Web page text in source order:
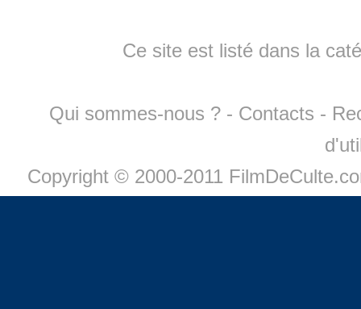
Ce site est listé dans la
Qui sommes-nous ? - Contacts -
Copyright © 2000-2011